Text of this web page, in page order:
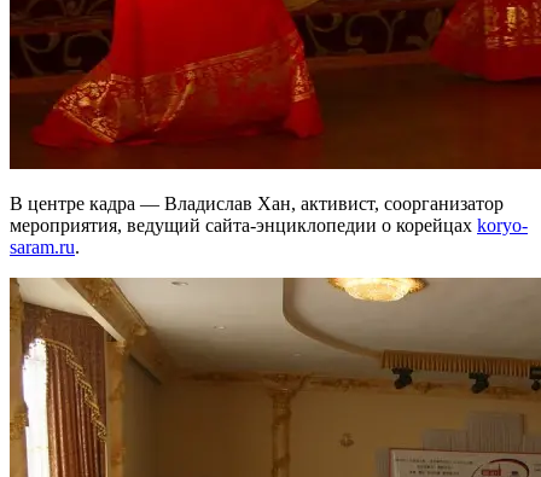
В центре кадра — Владислав Хан, активист, соорганизатор
мероприятия, ведущий сайта-энциклопедии о корейцах koryo-
saram.ru.